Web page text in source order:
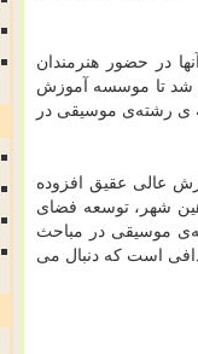
در حضور هنرمندان
شد تا موسسه آموزش
ی رشته‌ی موسیقی در
پیوسته به موسسه آموزش عالی عقیق افزوده
شهر، توسعه فضای
موسیقی در مباحث
است که دنبال می